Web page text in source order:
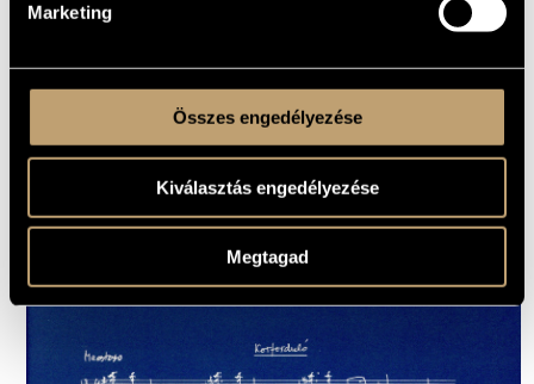
Marketing
Összes engedélyezése
Kiválasztás engedélyezése
Megtagad
Verebi Végh János
Vidovszky László(1944)